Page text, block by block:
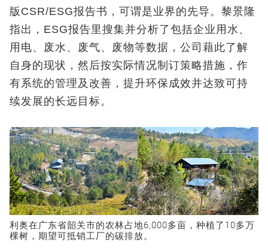
版CSR/ESG报告书，可谓是业界的先导。黎景隆
指出，ESG报告里搜集并分析了包括企业用水、
用电、废水、废气、废物等数据，公司藉此了解
自身的现状，然后按实际情况制订策略措施，作
有系统的管理及改善，提升环保成效并达致可持
续发展的长远目标。
利奥在广东省韶关市的农林占地6,000多亩，种植了10多万
棵树，期望可抵销工厂的碳排放。